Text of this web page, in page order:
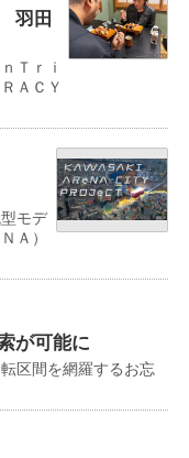
羽田
Ｔｒｉ
ＡＣＹ
モデ
Ａ）
が可能に
区間を網羅するお忘